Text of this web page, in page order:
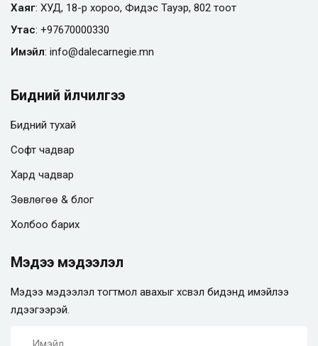
Хаяг: ХУД, 18-р хороо, Фидэс Тауэр, 802 тоот
Утас: +97670000330
Имэйл: info@dalecarnegie.mn
Бидний үйлчилгээ
Бидний тухай
Софт чадвар
Хард чадвар
Зөвлөгөө & блог
Холбоо барих
Мэдээ мэдээлэл
Мэдээ мэдээлэл тогтмол авахыг хүсвэл бидэнд имэйлээ
үлдээгээрэй.